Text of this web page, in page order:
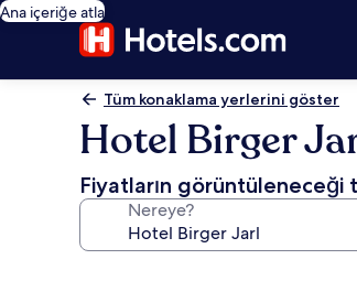
Ana içeriğe atla
Tüm konaklama yerlerini göster
Hotel Birger
Fiyatların görüntüleneceği
Nereye?